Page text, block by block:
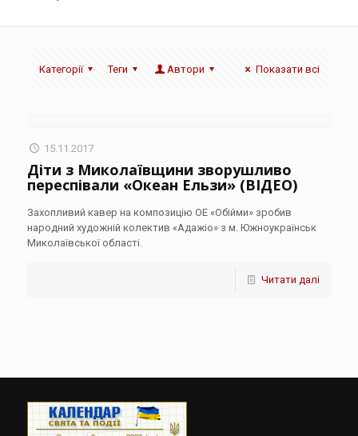
Категорії Теги Автори Показати всі
15.11.2017
Діти з Миколаївщини зворушливо
переспівали «Океан Ельзи» (ВІДЕО)
Захопливий кавер на композицію ОЕ «Обійми» зробив
народний художній колектив «Адажіо» з м. Южноукраїнськ
Миколаївської області.
Читати далі